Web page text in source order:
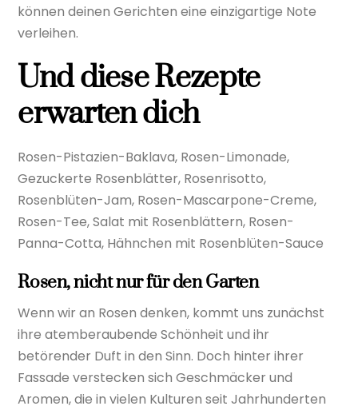
können deinen Gerichten eine einzigartige Note
verleihen.
Und diese Rezepte
erwarten dich
Rosen-Pistazien-Baklava, Rosen-Limonade,
Gezuckerte Rosenblätter, Rosenrisotto,
Rosenblüten-Jam, Rosen-Mascarpone-Creme,
Rosen-Tee, Salat mit Rosenblättern, Rosen-
Panna-Cotta, Hähnchen mit Rosenblüten-Sauce
Rosen, nicht nur für den Garten
Wenn wir an Rosen denken, kommt uns zunächst
ihre atemberaubende Schönheit und ihr
betörender Duft in den Sinn. Doch hinter ihrer
Fassade verstecken sich Geschmäcker und
Aromen, die in vielen Kulturen seit Jahrhunderten